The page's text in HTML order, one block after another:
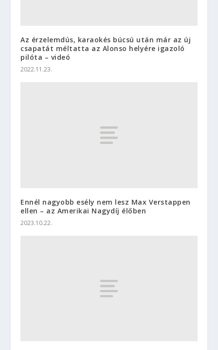
Az érzelemdús, karaokés búcsú után már az új
csapatát méltatta az Alonso helyére igazoló
pilóta – videó
2022.11.23.
Ennél nagyobb esély nem lesz Max Verstappen
ellen – az Amerikai Nagydíj élőben
2023.10.22.